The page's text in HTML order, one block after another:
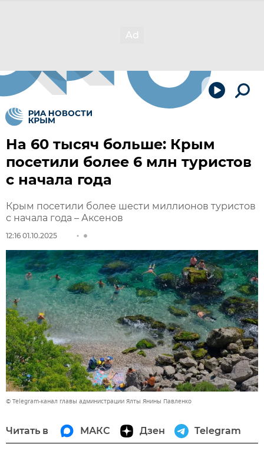
На 60 тысяч больше: Крым
посетили более 6 млн туристов
с начала года
Крым посетили более шести миллионов туристов
с начала года – Аксенов
12:16 01.10.2025
© Telegram-канал главы администрации Ялты Янины Павленко
Читать в МАКС Дзен Telegram